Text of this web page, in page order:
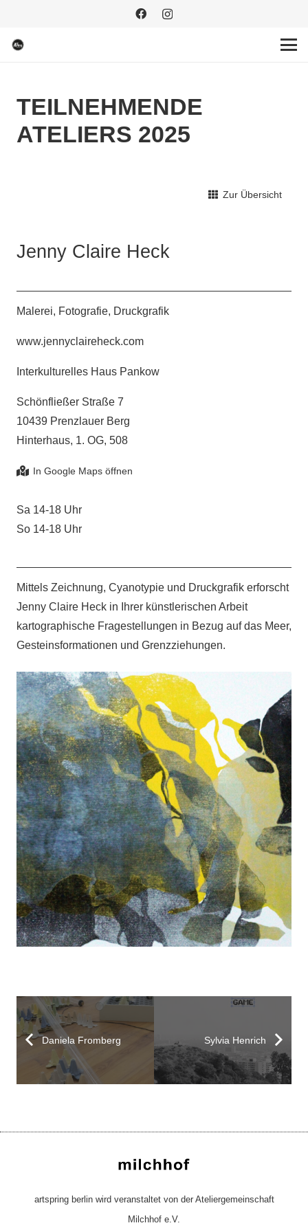
TEILNEHMENDE
ATELIERS 2025
Zur Übersicht
Jenny Claire Heck
Malerei, Fotografie, Druckgrafik
www.jennyclaireheck.com
Interkulturelles Haus Pankow
Schönfließer Straße 7
10439 Prenzlauer Berg
Hinterhaus, 1. OG, 508
Sa 14-18 Uhr
So 14-18 Uhr
Mittels Zeichnung, Cyanotypie und Druckgrafik erforscht
Jenny Claire Heck in Ihrer künstlerischen Arbeit
kartographische Fragestellungen in Bezug auf das Meer,
Gesteinsformationen und Grenzziehungen.
Daniela Fromberg Sylvia Henrich
artspring berlin wird veranstaltet von der Ateliergemeinschaft
Milchhof e.V.